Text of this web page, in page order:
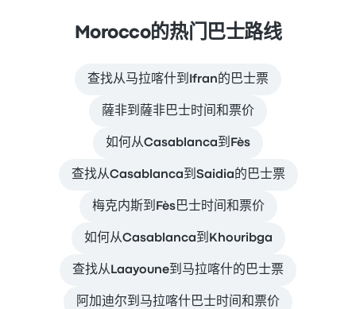
Morocco的热门巴士路线
查找从马拉喀什到Ifran的巴士票
薩非到薩非巴士时间和票价
如何从Casablanca到Fès
查找从Casablanca到Saidia的巴士票
梅克内斯到Fès巴士时间和票价
如何从Casablanca到Khouribga
查找从Laayoune到马拉喀什的巴士票
阿加迪尔到马拉喀什巴士时间和票价